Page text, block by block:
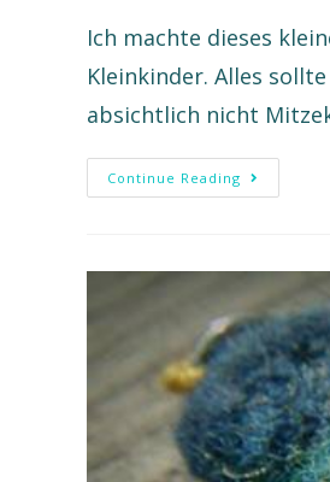
Ich machte dieses
Kleinkinder. Alles
absichtlich nicht
Continue Reading